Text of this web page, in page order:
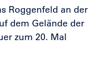
Roggenfeld an der
dem Gelände der
zum 20. Mal